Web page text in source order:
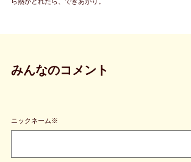
みんなのコメント
ニックネーム※